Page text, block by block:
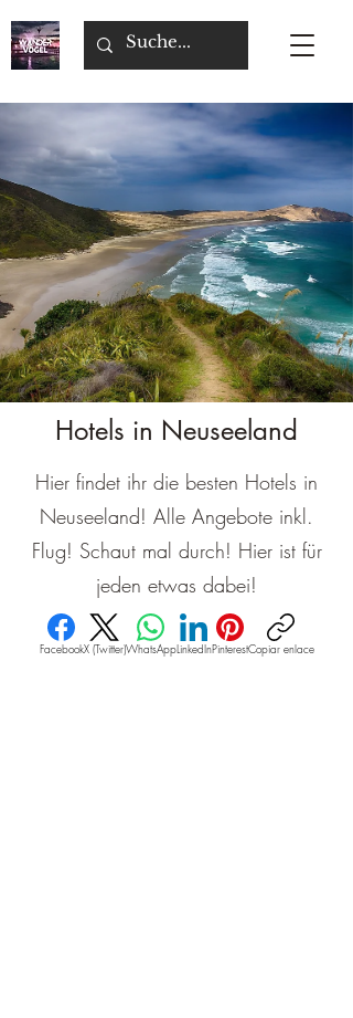
Hotels in Neuseeland
Hier findet ihr die besten Hotels in
Neuseeland! Alle Angebote inkl.
Flug! Schaut mal durch! Hier ist für
jeden etwas dabei!
FacebookX (Twitter)WhatsAppLinkedInPinterestCopiar enlace